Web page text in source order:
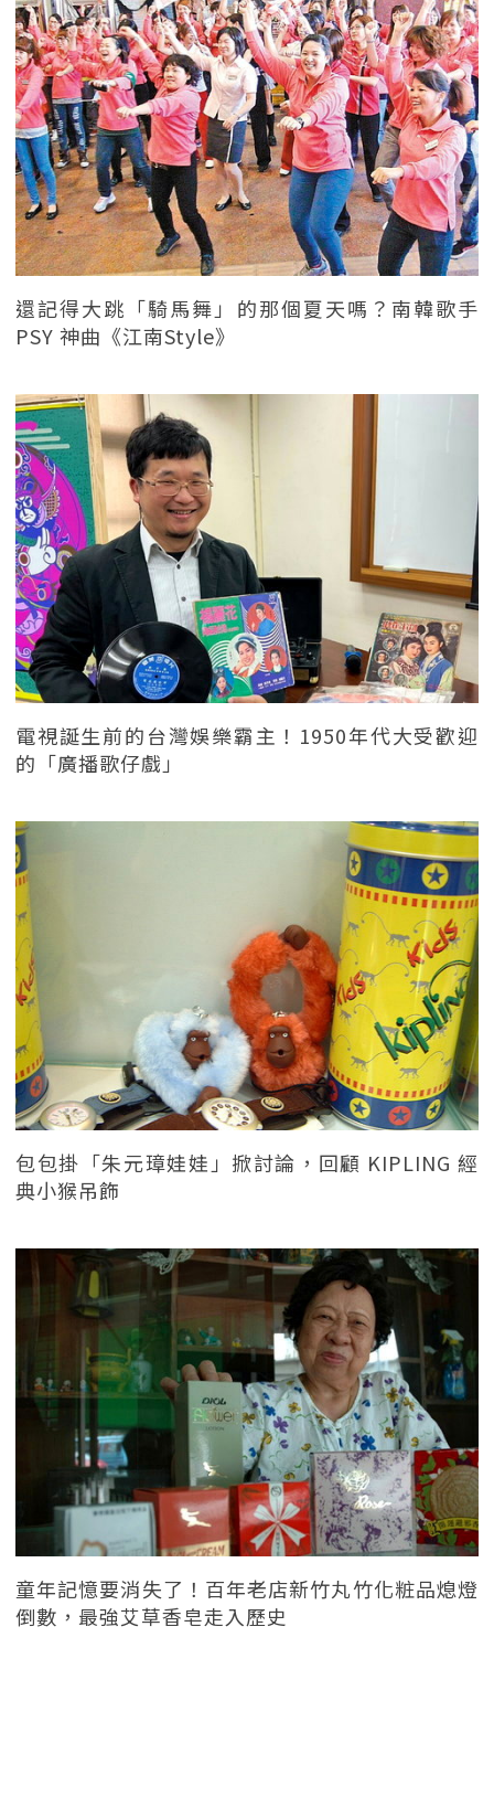
還記得大跳「騎馬舞」的那個夏天嗎？南韓歌手
PSY 神曲《江南Style》
電視誕生前的台灣娛樂霸主！1950年代大受歡迎
的「廣播歌仔戲」
包包掛「朱元璋娃娃」掀討論，回顧 KIPLING 經
典小猴吊飾
童年記憶要消失了！百年老店新竹丸竹化粧品熄燈
倒數，最強艾草香皂走入歷史